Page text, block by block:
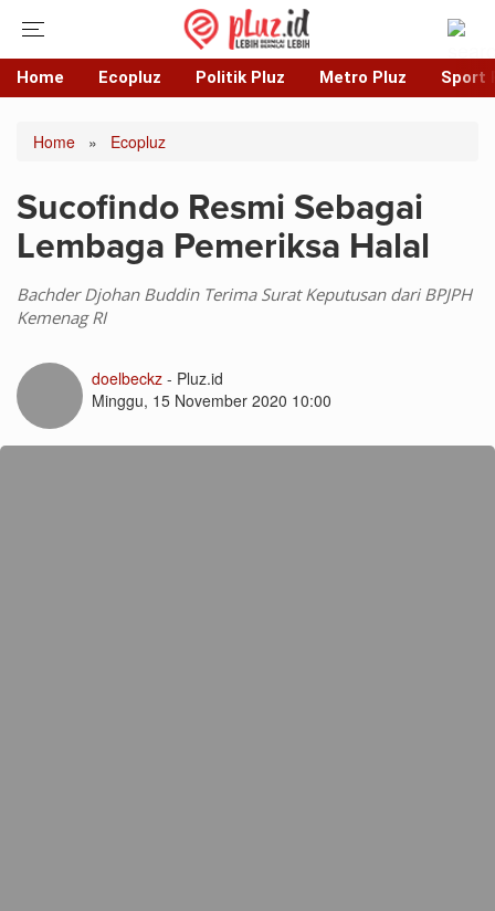
Home Ecopluz Politik Pluz Metro Pluz Sport
Home » Ecopluz
Sucofindo Resmi Sebagai
Lembaga Pemeriksa Halal
Bachder Djohan Buddin Terima Surat Keputusan dari BPJPH
Kemenag RI
doelbeckz - Pluz.id
Minggu, 15 November 2020 10:00